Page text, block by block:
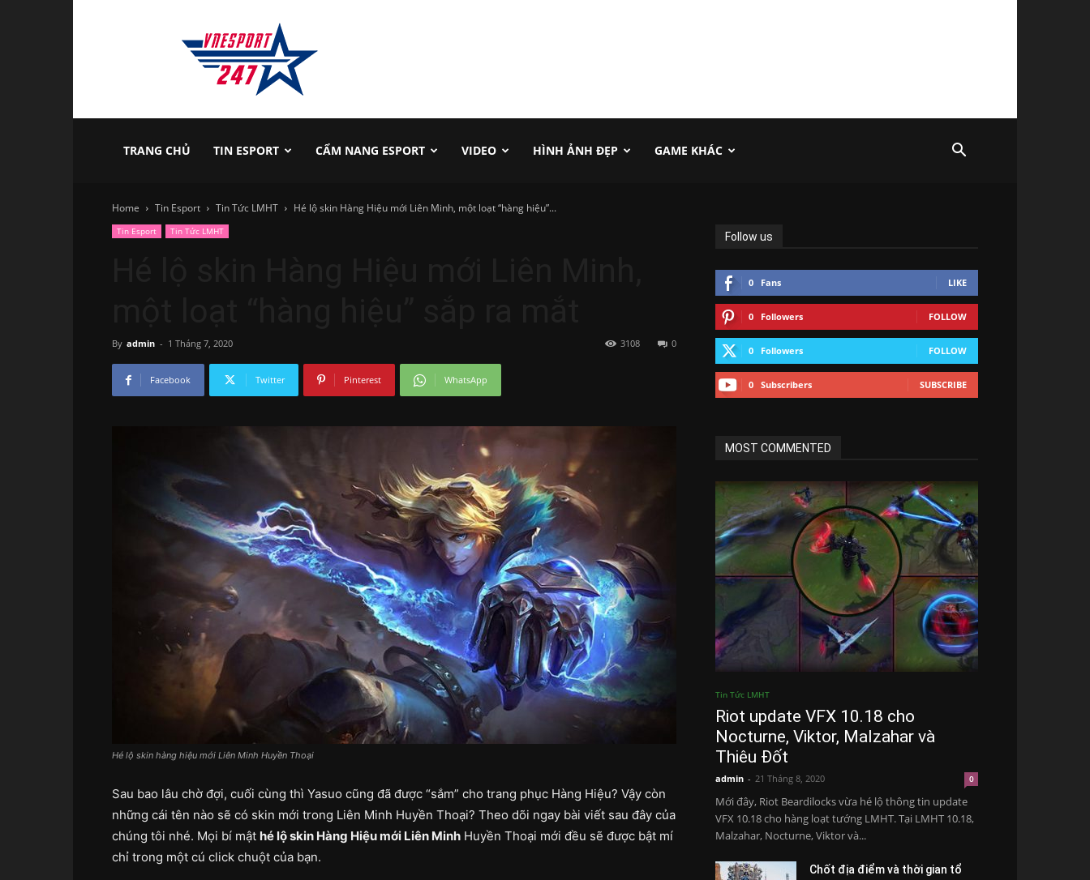
vnesport247
TRANG CHỦ TIN ESPORT CẨM NANG ESPORT VIDEO HÌNH ẢNH ĐẸP GAME KHÁC
Home Tin Esport Tin Tức LMHT Hé lộ skin Hàng Hiệu mới Liên Minh, một loạt “hàng hiệu”...
Tin Esport Tin Tức LMHT
By admin - 1 Tháng 7, 2020 0
3108
Facebook Twitter Pinterest WhatsApp
Hé lộ skin hàng hiệu mới Liên Minh Huyền Thoại
Sau bao lâu chờ đợi, cuối cùng thì Yasuo cũng đã được “sắm” cho trang phục Hàng Hiệu? Vậy còn
những cái tên nào sẽ có skin mới trong Liên Minh Huyền Thoại? Theo dõi ngay bài viết sau đây của
chúng tôi nhé. Mọi bí mật hé lộ skin Hàng Hiệu mới Liên Minh Huyền Thoại mới đều sẽ được bật mí
chỉ trong một cú click chuột của bạn.
Follow us
0 Fans LIKE
0 Followers FOLLOW
0 Followers FOLLOW
0 Subscribers SUBSCRIBE
MOST COMMENTED
Tin Tức LMHT
Riot update VFX 10.18 cho
Nocturne, Viktor, Malzahar và
Thiêu Đốt
admin - 21 Tháng 8, 2020 0
Mới đây, Riot Beardilocks vừa hé lộ thông tin update
VFX 10.18 cho hàng loạt tướng LMHT. Tại LMHT 10.18,
Malzahar, Nocturne, Viktor và...
Chốt địa điểm và thời gian tổ